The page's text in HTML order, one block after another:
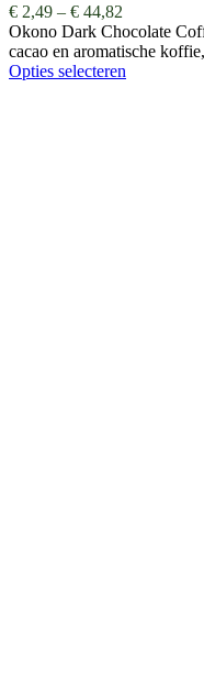
€ 2,49 – € 44,82
Okono Dark Chocolate
cacao en aromatische
Opties selecteren